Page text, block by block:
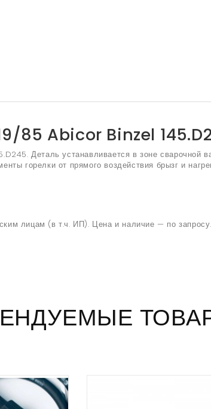
85 Abicor Binzel
Деталь устанавливается в зоне сварочной
горелки от прямого воздействия брызг и
лицам (в т.ч. ИП). Цена и наличие — по запросу.